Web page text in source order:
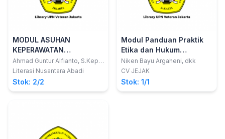
MODUL ASUHAN
KEPERAWATAN
KESEHATAN JIWA
Ahmad Guntur Alfianto, S.Kep.,
Ners., M.Kep.; Miftakhul Ulfa,
Literasi Nusantara Abadi
Stok: 2/2
Modul Panduan Praktik
Etika dan Hukum
Kesehatan
Niken Bayu Argaheni, dkk
CV JEJAK
Stok: 1/1